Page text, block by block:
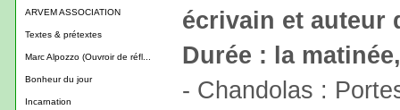
ARVEM ASSOCIATION
Textes & prétextes
Marc Alpozzo (Ouvroir de réfl...
Bonheur du jour
Incarnation
écrivain et auteur
Durée : la
- Chandolas :